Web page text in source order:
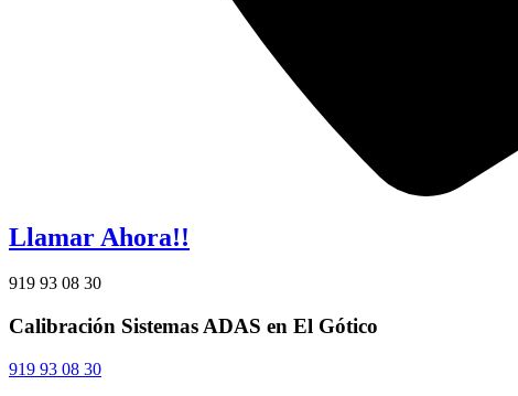
Llamar Ahora!!
919 93 08 30
Calibración Sistemas ADAS en El Gótico
919 93 08 30